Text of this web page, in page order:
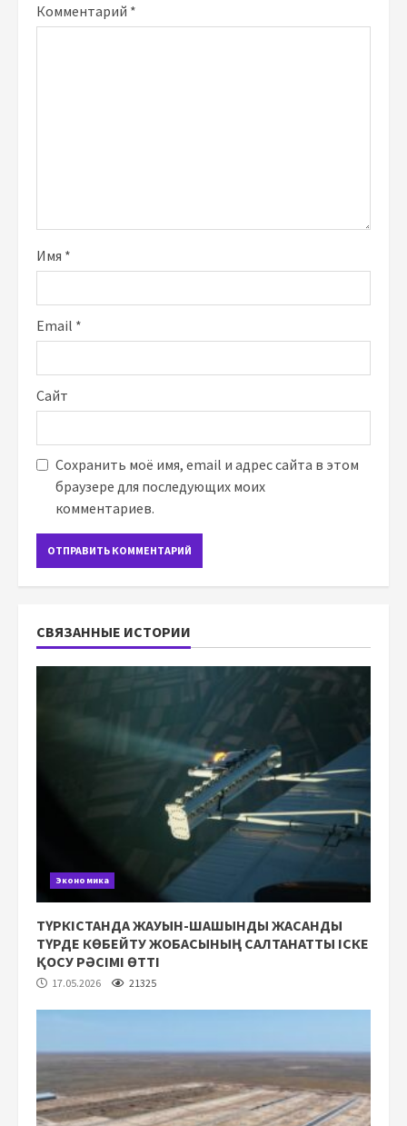
Комментарий *
Имя *
Email *
Сайт
Сохранить моё имя, email и адрес сайта в этом
браузере для последующих моих
комментариев.
СВЯЗАННЫЕ ИСТОРИИ
Экономика
ТҮРКІСТАНДА ЖАУЫН-ШАШЫНДЫ ЖАСАНДЫ
ТҮРДЕ КӨБЕЙТУ ЖОБАСЫНЫҢ САЛТАНАТТЫ ІСКЕ
ҚОСУ РӘСІМІ ӨТТІ
17.05.2026 21325